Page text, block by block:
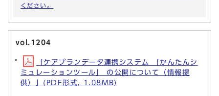
ください。
vol.1204
「ケアプランデータ連携システム 「かんたんシ
ミュレーションツール」 の公開について（情報提
供）」(PDF形式, 1.08MB)